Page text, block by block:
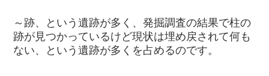
～跡、という遺跡が多く、発掘調査の結果で柱の
跡が見つかっているけど現状は埋め戻されて何も
ない、という遺跡が多くを占めるのです。